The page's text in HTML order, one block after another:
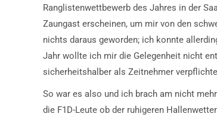
Ranglistenwettbewerb des Jahres in der
Zaungast erscheinen, um mir von den
nichts daraus geworden; ich konnte
Jahr wollte ich mir die Gelegenheit nicht
sicherheitshalber als Zeitnehmer
So war es also und ich brach am nicht
die F1D-Leute ob der ruhigeren